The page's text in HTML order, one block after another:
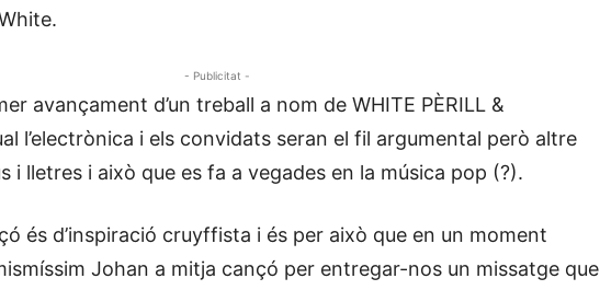
- Publicitat -
avançament d’un treball a nom de WHITE PÈRILL &
l’electrònica i els convidats seran el fil argumental però altre
i lletres i això que es fa a vegades en la música pop (?).
és d’inspiració cruyffista i és per això que en un moment
Johan a mitja cançó per entregar-nos un missatge que